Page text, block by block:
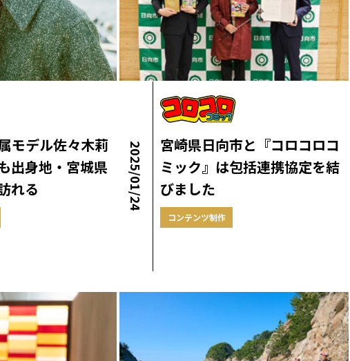
モデル佐々木莉
出身地・宮城県
れる
2025/01/24
宮崎県日向市と『コロコロコ
ミック』は包括連携協定を結
びました
コンテンツ制作